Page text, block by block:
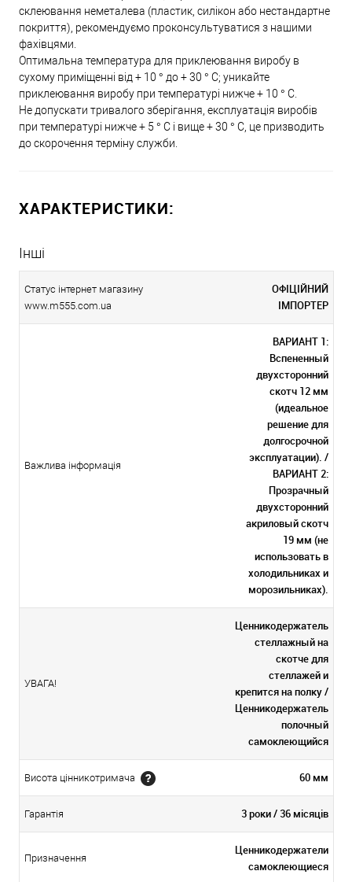
склеювання неметалева (пластик, силікон або нестандартне
покриття), рекомендуємо проконсультуватися з нашими
фахівцями.
Оптимальна температура для приклеювання виробу в
сухому приміщенні від + 10 ° до + 30 ° C; уникайте
приклеювання виробу при температурі нижче + 10 ° C.
Не допускати тривалого зберігання, експлуатація виробів
при температурі нижче + 5 ° C і вище + 30 ° C, це призводить
до скорочення терміну служби.
ХАРАКТЕРИСТИКИ:
Інші
Статус інтернет магазину
www.m555.com.ua
ОФІЦІЙНИЙ
ІМПОРТЕР
Важлива інформація
ВАРИАНТ 1:
Вспененный
двухсторонний
скотч 12 мм
(идеальное
решение для
долгосрочной
эксплуатации). /
ВАРИАНТ 2:
Прозрачный
двухсторонний
акриловый скотч
19 мм (не
использовать в
холодильниках и
морозильниках).
УВАГА!
Ценникодержатель
стеллажный на
скотче для
стеллажей и
крепится на полку /
Ценникодержатель
полочный
самоклеющийся
Висота цінникотримача 60 мм
Гарантія 3 роки / 36 місяців
Призначення
Ценникодержатели
самоклеющиеся